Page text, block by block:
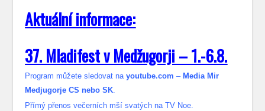
Aktuální informace:
37. Mladifest v Medžugorji – 1.-6.8.
Program můžete sledovat nayoutube.com – Media Mir
Medjugorje CS nebo SK.
Přímý přenos večerních mší svatých na TV Noe.